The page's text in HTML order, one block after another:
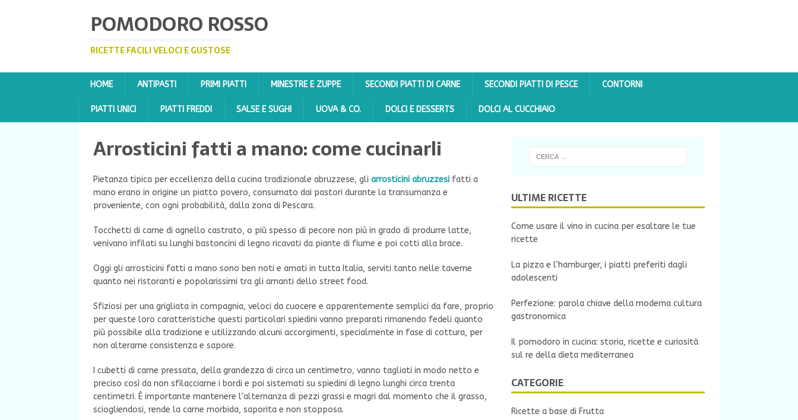
POMODORO ROSSO
RICETTE FACILI VELOCI E GUSTOSE
HOME ANTIPASTI PRIMI PIATTI MINESTRE E ZUPPE SECONDI PIATTI DI CARNE SECONDI PIATTI DI PESCE CONTORNI
PIATTI UNICI PIATTI FREDDI SALSE E SUGHI UOVA & CO. DOLCI E DESSERTS DOLCI AL CUCCHIAIO
Arrosticini fatti a mano: come cucinarli
Pietanza tipica per eccellenza della cucina tradizionale abruzzese, gli arrosticini abruzzesi fatti a
mano erano in origine un piatto povero, consumato dai pastori durante la transumanza e
proveniente, con ogni probabilità, dalla zona di Pescara.
Tocchetti di carne di agnello castrato, o più spesso di pecore non più in grado di produrre latte,
venivano infilati su lunghi bastoncini di legno ricavati da piante di fiume e poi cotti alla brace.
Oggi gli arrosticini fatti a mano sono ben noti e amati in tutta Italia, serviti tanto nelle taverne
quanto nei ristoranti e popolarissimi tra gli amanti dello street food.
Sfiziosi per una grigliata in compagnia, veloci da cuocere e apparentemente semplici da fare, proprio
per queste loro caratteristiche questi particolari spiedini vanno preparati rimanendo fedeli quanto
più possibile alla tradizione e utilizzando alcuni accorgimenti, specialmente in fase di cottura, per
non alterarne consistenza e sapore.
I cubetti di carne pressata, della grandezza di circa un centimetro, vanno tagliati in modo netto e
preciso così da non sfilacciarne i bordi e poi sistemati su spiedini di legno lunghi circa trenta
centimetri. È importante mantenere l’alternanza di pezzi grassi e magri dal momento che il grasso,
sciogliendosi, rende la carne morbida, saporita e non stopposa.
ULTIME RICETTE
Come usare il vino in cucina per esaltare le tue
ricette
La pizza e l’hamburger, i piatti preferiti dagli
adolescenti
Perfezione: parola chiave della moderna cultura
gastronomica
Il pomodoro in cucina: storia, ricette e curiosità
sul re della dieta mediterranea
CATEGORIE
Ricette a base di Frutta